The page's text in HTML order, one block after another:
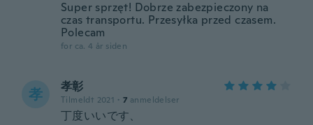
Super sprzęt! Dobrze zabezpieczony na
czas transportu. Przesyłka przed czasem.
Polecam
for ca. 4 år siden
孝 孝彰
Tilmeldt 2021 · 7 anmeldelser
丁度いいです、